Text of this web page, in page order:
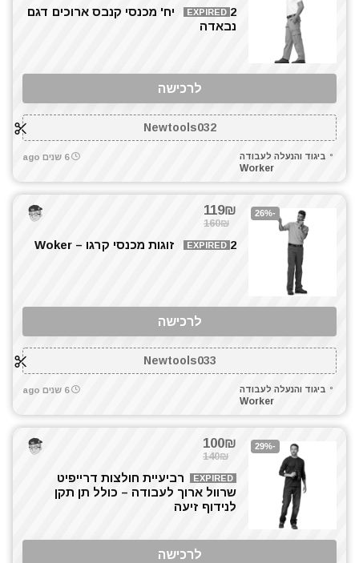
EXPIRED
2 יח' מכנסי קנבס ארוכים דגם
נבאדה
לרכישה
Newtools032
ביגוד והנעלה לעבודה
Worker
6 שנים ago
-26%
119₪
160₪
EXPIRED 2 זוגות מכנסי קרגו – Woker
לרכישה
Newtools033
ביגוד והנעלה לעבודה
Worker
6 שנים ago
-29%
100₪
140₪
EXPIRED
רביעיית חולצות דרייפיט
שרוול ארוך לעבודה – כולל תן תקן
לנידוף זיעה
לרכישה